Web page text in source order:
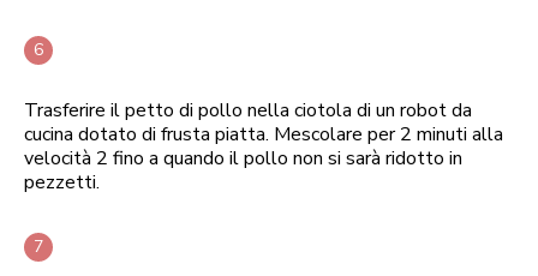
Trasferire il petto di pollo nella ciotola di un robot da
cucina dotato di frusta piatta. Mescolare per 2 minuti alla
velocità 2 fino a quando il pollo non si sarà ridotto in
pezzetti.